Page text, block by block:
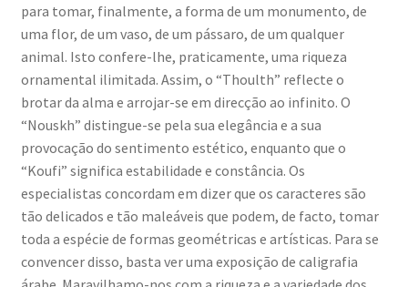
para tomar, finalmente, a forma de um monumento, de
uma flor, de um vaso, de um pássaro, de um qualquer
animal. Isto confere-lhe, praticamente, uma riqueza
ornamental ilimitada. Assim, o “Thoulth” reflecte o
brotar da alma e arrojar-se em direcção ao infinito. O
“Nouskh” distingue-se pela sua elegância e a sua
provocação do sentimento estético, enquanto que o
“Koufi” significa estabilidade e constância. Os
especialistas concordam em dizer que os caracteres são
tão delicados e tão maleáveis que podem, de facto, tomar
toda a espécie de formas geométricas e artísticas. Para se
convencer disso, basta ver uma exposição de caligrafia